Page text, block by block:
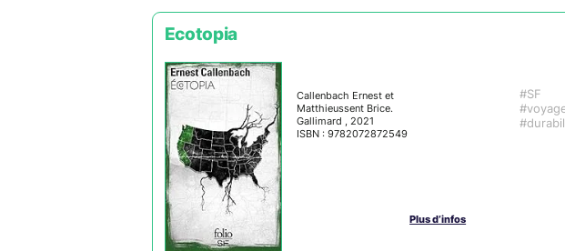
Ecotopia
Callenbach Ernest et
Matthieussent Brice.
Gallimard , 2021
ISBN : 9782072872549
SF
Plus d’infos